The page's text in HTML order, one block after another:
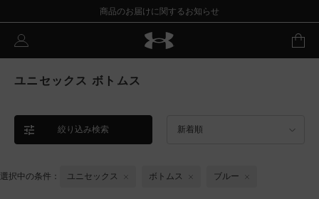
商品のお届けに関するお知らせ
ユニセックス ボトムス
絞り込み検索 新着順
選択中の条件： ユニセックス ボトムス ブルー